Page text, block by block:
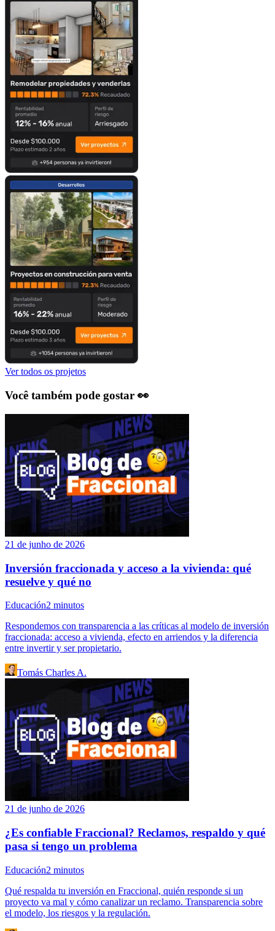
Ver todos os projetos
Você também pode gostar 👀
21 de junho de 2026
Inversión fraccionada y acceso a la vivienda: qué
resuelve y qué no
Educación2 minutos
Respondemos con transparencia a las críticas al modelo de inversión
fraccionada: acceso a vivienda, efecto en arriendos y la diferencia
entre invertir y ser propietario.
Tomás Charles A.
21 de junho de 2026
¿Es confiable Fraccional? Reclamos, respaldo y qué
pasa si tengo un problema
Educación2 minutos
Qué respalda tu inversión en Fraccional, quién responde si un
proyecto va mal y cómo canalizar un reclamo. Transparencia sobre
el modelo, los riesgos y la regulación.